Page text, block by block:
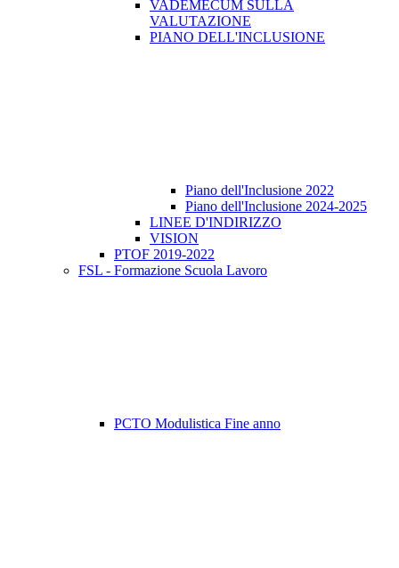
VADEMECUM SULLA
VALUTAZIONE
PIANO DELL'INCLUSIONE
Piano dell'Inclusione 2022
Piano dell'Inclusione 2024-2025
LINEE D'INDIRIZZO
VISION
PTOF 2019-2022
FSL - Formazione Scuola Lavoro
PCTO Modulistica Fine anno